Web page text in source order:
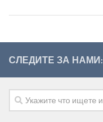
СЛЕДИТЕ ЗА НАМИ: